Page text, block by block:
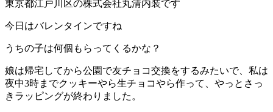
東京都江戸川区の株式会社丸清内装です
今日はバレンタインですね
うちの子は何個もらってくるかな？
娘は帰宅してから公園で友チョコ交換をするみたいで、私は
夜中3時までクッキーやら生チョコやら作って、やっとさっ
きラッピングが終わりました。